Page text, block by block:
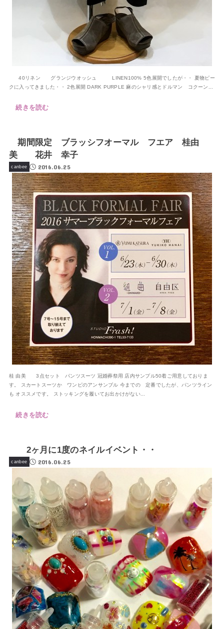
40リネン グランジウオッシュ LINEN100% 5色展開でしたが・・ 夏物ピー
クに入ってきました・・ 2色展開 DARK PURPLE 麻のシャリ感とドルマン コクーン...
続きを読む
期間限定 ブラッシフオーマル フエア 桂由
美 花井 幸子
canbee 2016.06.25
桂 由美 3点セット パンツスーツ 冠婚葬祭用 店内サンプル50着ご用意しておりま
す。 スカートスーツか ワンピのアンサンブル 今までの 定番でしたが、パンツライン
も オススメです。 ストッキングを履いてお出かけがない...
続きを読む
2ヶ月に1度のネイルイベント・・
canbee 2016.06.25